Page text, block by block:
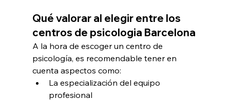
Qué valorar al elegir entre los
centros de psicologia Barcelona
A la hora de escoger un centro de
psicología, es recomendable tener en
cuenta aspectos como:
La especialización del equipo
profesional